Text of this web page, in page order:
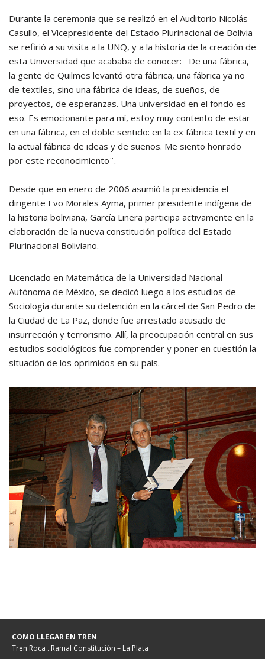
Durante la ceremonia que se realizó en el Auditorio Nicolás
Casullo, el Vicepresidente del Estado Plurinacional de Bolivia
se refirió a su visita a la UNQ, y a la historia de la creación de
esta Universidad que acababa de conocer: ¨De una fábrica,
la gente de Quilmes levantó otra fábrica, una fábrica ya no
de textiles, sino una fábrica de ideas, de sueños, de
proyectos, de esperanzas. Una universidad en el fondo es
eso. Es emocionante para mí, estoy muy contento de estar
en una fábrica, en el doble sentido: en la ex fábrica textil y en
la actual fábrica de ideas y de sueños. Me siento honrado
por este reconocimiento¨.
Desde que en enero de 2006 asumió la presidencia el
dirigente Evo Morales Ayma, primer presidente indígena de
la historia boliviana, García Linera participa activamente en la
elaboración de la nueva constitución política del Estado
Plurinacional Boliviano.
Licenciado en Matemática de la Universidad Nacional
Autónoma de México, se dedicó luego a los estudios de
Sociología durante su detención en la cárcel de San Pedro de
la Ciudad de La Paz, donde fue arrestado acusado de
insurrección y terrorismo. Allí, la preocupación central en sus
estudios sociológicos fue comprender y poner en cuestión la
situación de los oprimidos en su país.
COMO LLEGAR EN TREN
Tren Roca . Ramal Constitución – La Plata